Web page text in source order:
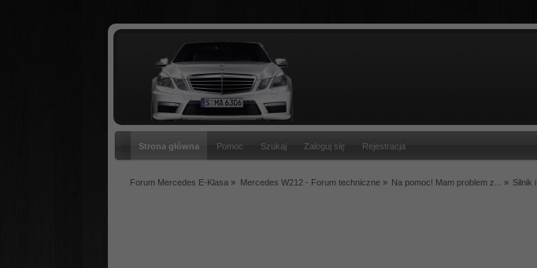
Strona główna Pomoc Szukaj Zaloguj się Rejestracja
Forum Mercedes E-Klasa » Mercedes W212 - Forum techniczne» Na pomoc! Mam problem z... » Silnik